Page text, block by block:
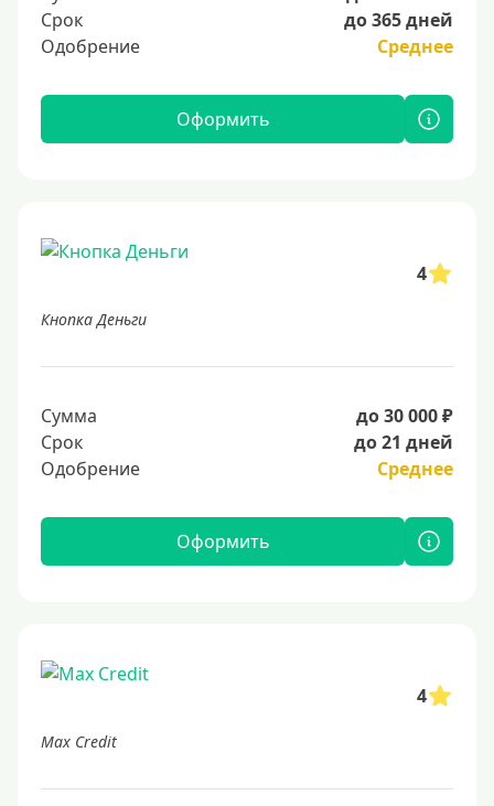
Срок
до 365 дней
Одобрение
Среднее
Оформить
4
Кнопка Деньги
Сумма
до 30 000 ₽
Срок
до 21 дней
Одобрение
Среднее
Оформить
4
Max Credit